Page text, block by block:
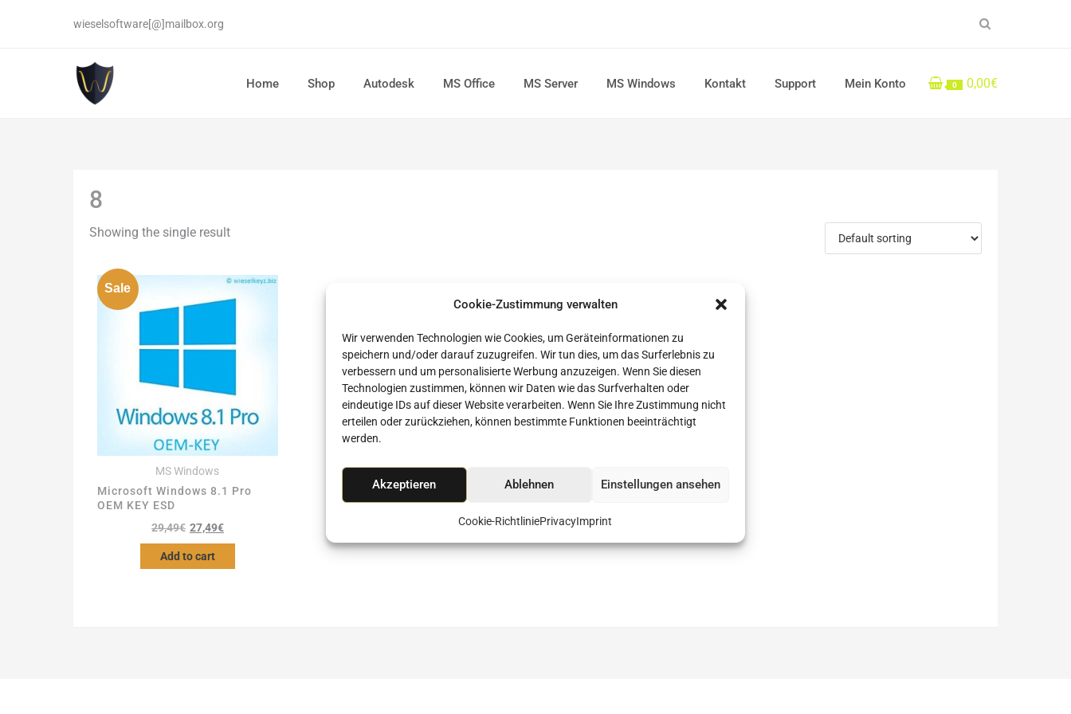
Cookie-Zustimmung verwalten
Wir verwenden Technologien wie Cookies, um Geräteinformationen zu
speichern und/oder darauf zuzugreifen. Wir tun dies, um das Surferlebnis zu
verbessern und um personalisierte Werbung anzuzeigen. Wenn Sie diesen
Technologien zustimmen, können wir Daten wie das Surfverhalten oder
eindeutige IDs auf dieser Website verarbeiten. Wenn Sie Ihre Zustimmung nicht
erteilen oder zurückziehen, können bestimmte Funktionen beeinträchtigt
werden.
Akzeptieren Ablehnen Einstellungen ansehen
Cookie-RichtliniePrivacyImprint
wieselsoftware[@]mailbox.org
Home Shop Autodesk MS Office MS Server MS Windows Kontakt Support Mein Konto 0 0,00€
8
Showing the single result
Sale
MS Windows
Microsoft Windows 8.1 Pro
OEM KEY ESD
29,49€ Original
price
was:
27,49€Current
price
is:
Add to cart